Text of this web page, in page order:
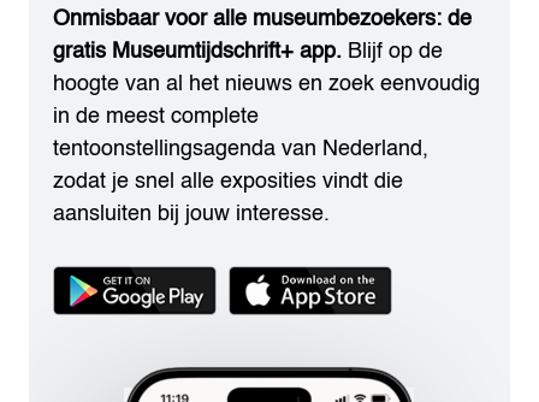
Onmisbaar voor alle museumbezoekers: de
gratis Museumtijdschrift+ app. Blijf op de
hoogte van al het nieuws en zoek eenvoudig
in de meest complete
tentoonstellingsagenda van Nederland,
zodat je snel alle exposities vindt die
aansluiten bij jouw interesse.